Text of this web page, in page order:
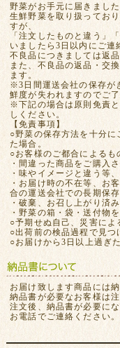
野菜がお手元に届きまし
生鮮野菜を取り扱ってお
すが、
「注文したものと違う」
いましたら3日以内にご連
不良品につきましては返
また、不良品の返品・交
ます。
※3日間運送会社の保存が
鮮度が失われますのでご了
※下記の場合は原則免責
しください。
【免責事項】
○野菜の保存方法を十分
た場合。
○お客様のご都合によるも
・間違った商品をご購入
・味やイメージと違う等
・お届け時の不在等、お
合の運送会社での長期保
・破棄、お召し上がり済
・野菜の箱・袋・送付物
○予期せぬ自己、災害によ
○出荷前の検品過程で見
○お届けから3日以上過ぎた
お届け致します商品には
納品書が必要なお客様は
注文後、納品書が必要に
お電話でご連絡ください。